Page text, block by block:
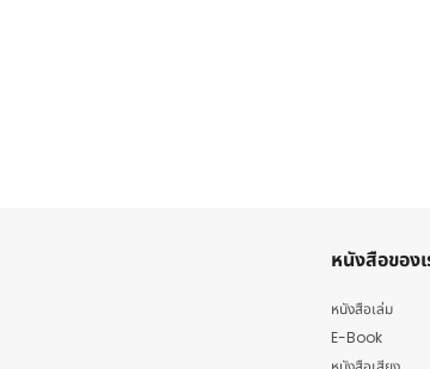
หนังสือของเ
หนังสือเล่ม
E-Book